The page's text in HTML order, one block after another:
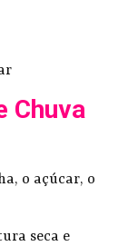
Chuva
o açúcar, o
seca e